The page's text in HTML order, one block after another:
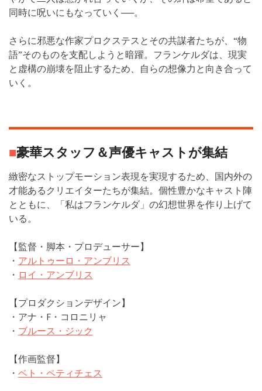
同時に呪いにもなっていく──。
さらに邪悪な作家プロクステスとその共謀者たちが、“物
語”そのものを支配しようと暗躍。フランケルダは、現実
と虚構の崩壊を阻止するため、自らの想像力と向き合って
いく。
■豪華スタッフ＆声優キャストが集結
緻密なストップモーション表現を実現するため、国内外の
才能あるクリエイターたちが集結。個性豊かなキャスト陣
とともに、「私はフランケルダ」の幻想世界を作り上げて
いる。
【監督・脚本・プロデューサー】
・ アルトゥーロ・アンブリス
・ ロイ・アンブリス
【プロダクションデザイン】
・アナ・F・コロニリャ
・ ブルース・ジック
【作画監督】
・ ベト・ペティチェス